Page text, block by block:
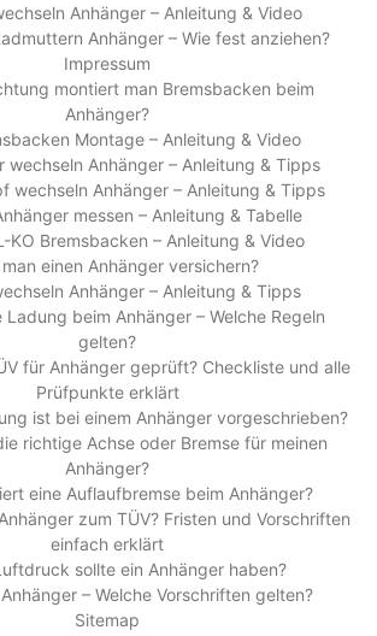
Anhänger – Anleitung & Video
Anhänger – Wie fest anziehen?
Impressum
montiert man Bremsbacken beim
Anhänger?
Montage – Anleitung & Video
wechseln Anhänger – Anleitung & Tipps
wechseln Anhänger – Anleitung & Tipps
messen – Anleitung & Tabelle
KO Bremsbacken – Anleitung & Video
einen Anhänger versichern?
Anhänger – Anleitung & Tipps
Ladung beim Anhänger – Welche Regeln
gelten?
für Anhänger geprüft? Checkliste und alle
Prüfpunkte erklärt
ist bei einem Anhänger vorgeschrieben?
richtige Achse oder Bremse für meinen
Anhänger?
eine Auflaufbremse beim Anhänger?
zum TÜV? Fristen und Vorschriften
einfach erklärt
sollte ein Anhänger haben?
– Welche Vorschriften gelten?
Sitemap